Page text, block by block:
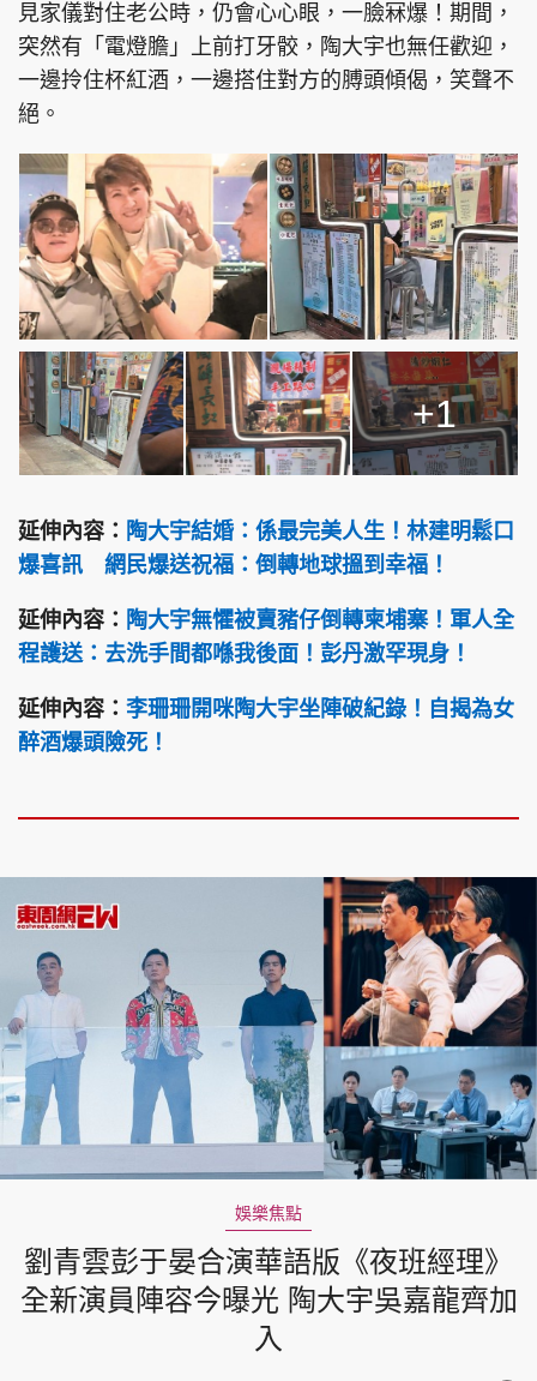
聯絡我們
隱私政策聲明
版權及免責聲明
Copyright © 東周網 版權所有 . 不得轉載
©Eastweek.com.hk. All rights reserved.
見家儀對住老公時，仍會心心眼，一臉冧爆！期間，
突然有「電燈膽」上前打牙骹，陶大宇也無任歡迎，
一邊拎住杯紅酒，一邊搭住對方的膊頭傾偈，笑聲不
絕。
+1
延伸內容： 陶大宇結婚：係最完美人生！林建明鬆口
爆喜訊 網民爆送祝福：倒轉地球搵到幸福！
延伸內容： 陶大宇無懼被賣豬仔倒轉柬埔寨！軍人全
程護送：去洗手間都喺我後面！彭丹激罕現身！
延伸內容： 李珊珊開咪陶大宇坐陣破紀錄！自揭為女
醉酒爆頭險死！
娛樂焦點
劉青雲彭于晏合演華語版《夜班經理》
全新演員陣容今曝光 陶大宇吳嘉龍齊加
入